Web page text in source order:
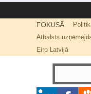
FOKUSĀ:
Atbalsts
Eiro Latvijā